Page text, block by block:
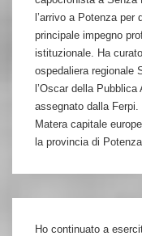
l’arrivo a Potenza per
principale impegno
istituzionale. Ha
ospedaliera regionale
l’Oscar della
assegnato dalla
Matera capitale
la provincia di
Ho continuato a